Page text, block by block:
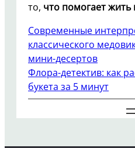
то, что помогает
Современные
классического
мини-десертов
Флора-детектив: как
букета за 5 минут